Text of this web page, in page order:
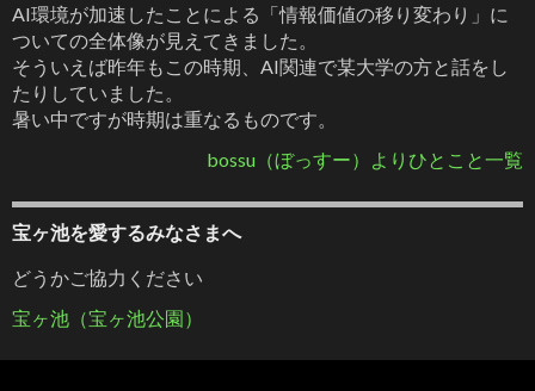
AI環境が加速したことによる「情報価値の移り変わり」に
ついての全体像が見えてきました。
そういえば昨年もこの時期、AI関連で某大学の方と話をし
たりしていました。
暑い中ですが時期は重なるものです。
bossu（ぼっすー）よりひとこと一覧
宝ヶ池を愛するみなさまへ
どうかご協力ください
宝ヶ池（宝ヶ池公園）